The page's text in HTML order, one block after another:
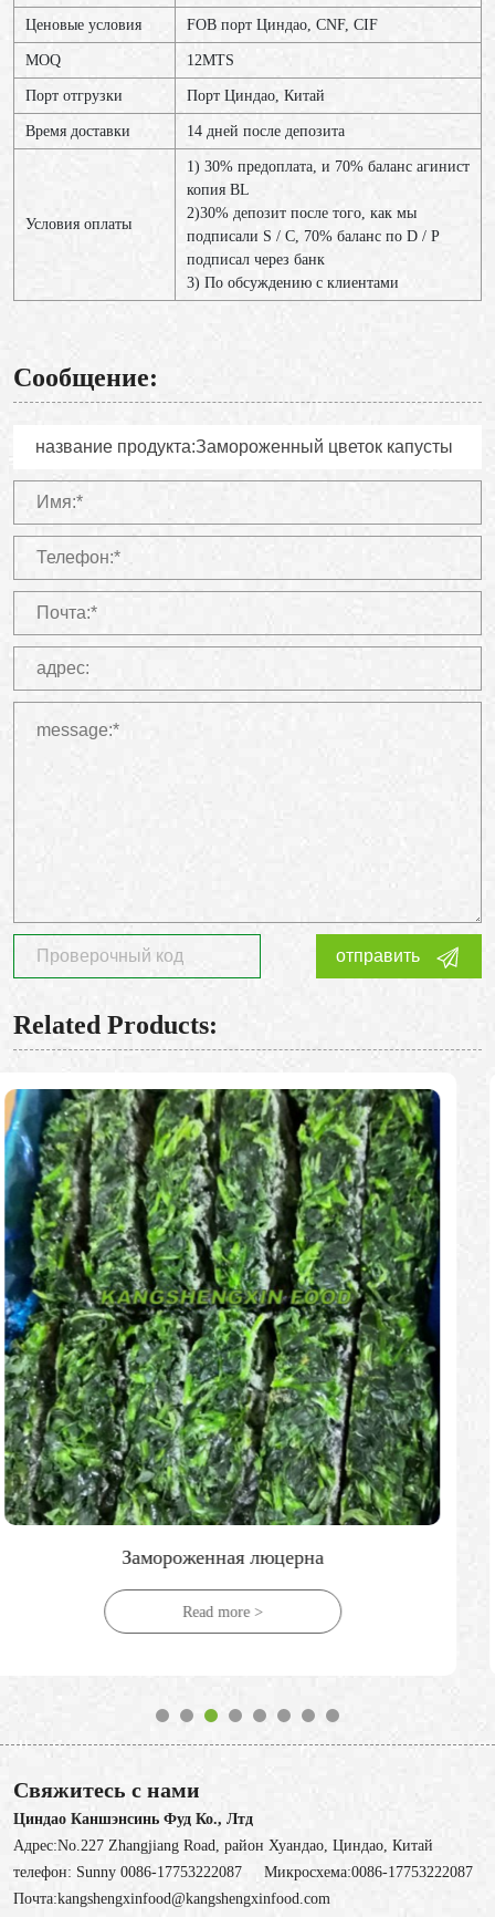
Ценовые условия FOB порт Циндао, CNF, CIF
MOQ 12МТS
Порт отгрузки Порт Циндао, Китай
Время доставки 14 дней после депозита
Условия оплаты
1) 30% предоплата, и 70% баланс агинист
копия BL
2)30% депозит после того, как мы
подписали S / C, 70% баланс по D / P
подписал через банк
3) По обсуждению с клиентами
Сообщение:
отправить
Related Products:
Замороженные кубики тыквы
Read more >
Свяжитесь с нами
Циндао Каншэнсинь Фуд Ко., Лтд
Адрес:No.227 Zhangjiang Road, район Хуандао, Циндао, Китай
телефон: Sunny 0086-17753222087 Микросхема:0086-17753222087
Почта:kangshengxinfood@kangshengxinfood.com